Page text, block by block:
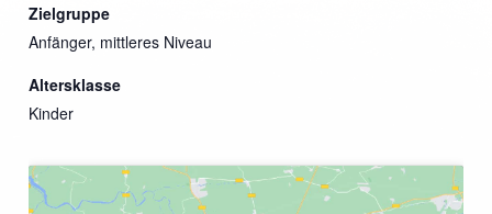
Zielgruppe
Anfänger, mittleres Niveau
Altersklasse
Kinder